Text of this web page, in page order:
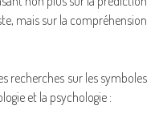
mais sur la compréhension
recherches sur les symboles
et la psychologie :